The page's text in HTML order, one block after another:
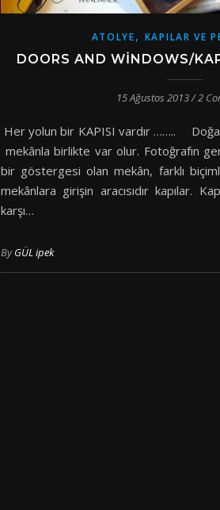
ATOLYE, KAPILAR VE
DOORS AND WINDOWS/
15 Ağustos 2013/2
Her yolun bir KAPISI vardır …….. Doğal
mekânla birlikte var olur. Fotoğrafın
bir göstergesi olan mekân, farklı
mekânlara girişin aracısıdır kapılar.
karşı…
ByGÜL ipek